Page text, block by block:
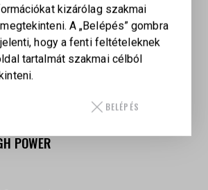
MUM MZM(.22 LR) –
POWER
kizárólag szakmai
A „Belépés” gombra
hogy a fenti feltételeknek
tartalmát szakmai célból
BELÉPÉS